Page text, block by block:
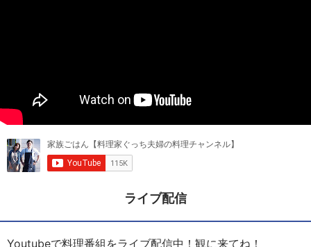
ライブ配信
Youtubeで料理番組をライブ配信中！観に来てね！